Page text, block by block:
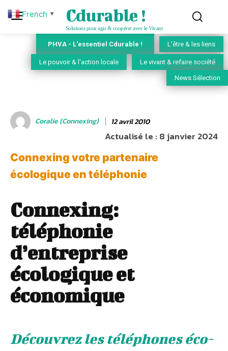
Cdurable !
Solutions pour agir & coopérer avec le Vivant
PHVA - L'essentiel Cdurable ! L'être & les liens
Le pouvoir & l'action locale Le vivant & refaire société
News Sélection
Coralie (Connexing) 12 avril 2010
Actualisé le :8 janvier 2024
Connexing votre partenaire
écologique en téléphonie
Connexing:
téléphonie
d’entreprise
écologique et
économique
Découvrez les téléphones éco-
French ▼